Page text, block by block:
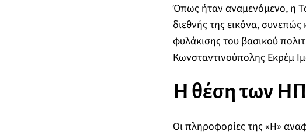
Όπως ήταν αναμενόμενο, η
διεθνής της εικόνα, συνεπώς
φυλάκισης του βασικού
Κωνσταντινούπολης Εκρέμ
Η θέση των
Οι πληροφορίες της «Η»